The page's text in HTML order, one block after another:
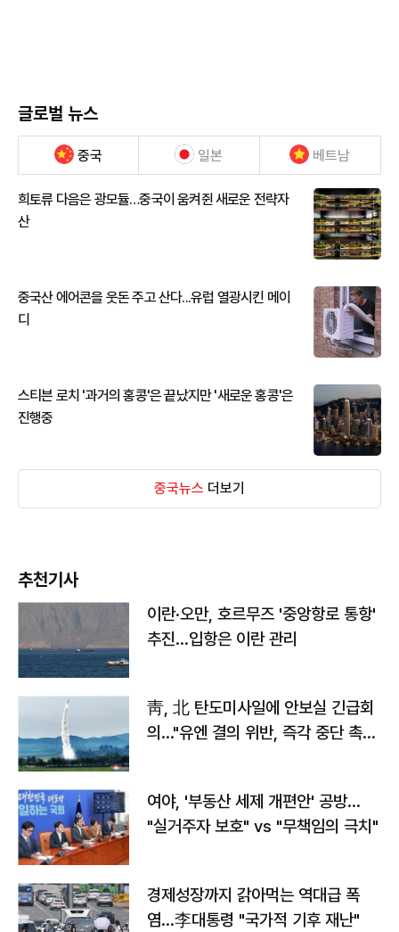
글로벌 뉴스
중국 일본 베트남
희토류 다음은 광모듈…중국이 움켜쥔 새로운 전략자
산
중국산 에어콘을 웃돈 주고 산다...유럽 열광시킨 메이
디
스티븐 로치 '과거의 홍콩'은 끝났지만 '새로운 홍콩'은
진행중
중국뉴스 더보기
추천기사
이란·오만, 호르무즈 '중앙항로 통항'
추진…입항은 이란 관리
靑, 北 탄도미사일에 안보실 긴급회
의…"유엔 결의 위반, 즉각 중단 촉
여야, '부동산 세제 개편안' 공방…
"실거주자 보호" vs "무책임의 극치"
경제성장까지 갉아먹는 역대급 폭
염…李대통령 "국가적 기후 재난"